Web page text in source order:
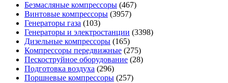
Безмасляные компрессоры (467)
Винтовые компрессоры (3957)
Генераторы газа (103)
Генераторы и электростанции (3398)
Дизельные компрессоры (165)
Компрессоры передвижные (275)
Пескоструйное оборудование (28)
Подготовка воздуха (296)
Поршневые компрессоры (257)